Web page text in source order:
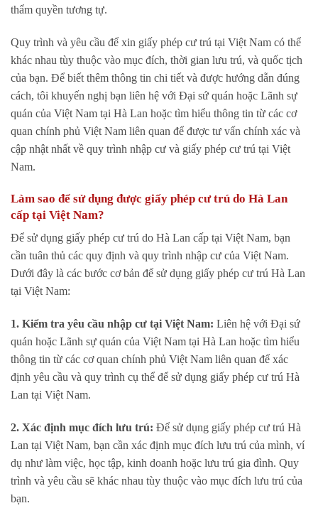
thẩm quyền tương tự.
Quy trình và yêu cầu để xin giấy phép cư trú tại Việt Nam có thể
khác nhau tùy thuộc vào mục đích, thời gian lưu trú, và quốc tịch
của bạn. Để biết thêm thông tin chi tiết và được hướng dẫn đúng
cách, tôi khuyến nghị bạn liên hệ với Đại sứ quán hoặc Lãnh sự
quán của Việt Nam tại Hà Lan hoặc tìm hiểu thông tin từ các cơ
quan chính phủ Việt Nam liên quan để được tư vấn chính xác và
cập nhật nhất về quy trình nhập cư và giấy phép cư trú tại Việt
Nam.
Làm sao để sử dụng được giấy phép cư trú do Hà Lan
cấp tại Việt Nam?
Để sử dụng giấy phép cư trú do Hà Lan cấp tại Việt Nam, bạn
cần tuân thủ các quy định và quy trình nhập cư của Việt Nam.
Dưới đây là các bước cơ bản để sử dụng giấy phép cư trú Hà Lan
tại Việt Nam:
1. Kiểm tra yêu cầu nhập cư tại Việt Nam: Liên hệ với Đại sứ
quán hoặc Lãnh sự quán của Việt Nam tại Hà Lan hoặc tìm hiểu
thông tin từ các cơ quan chính phủ Việt Nam liên quan để xác
định yêu cầu và quy trình cụ thể để sử dụng giấy phép cư trú Hà
Lan tại Việt Nam.
2. Xác định mục đích lưu trú: Để sử dụng giấy phép cư trú Hà
Lan tại Việt Nam, bạn cần xác định mục đích lưu trú của mình, ví
dụ như làm việc, học tập, kinh doanh hoặc lưu trú gia đình. Quy
trình và yêu cầu sẽ khác nhau tùy thuộc vào mục đích lưu trú của
bạn.